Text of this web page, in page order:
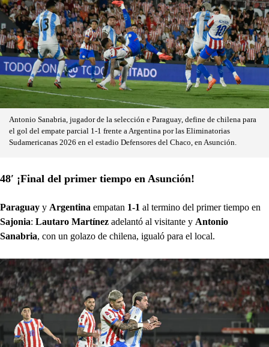
Antonio Sanabria, jugador de la selección e Paraguay, define de chilena para
el gol del empate parcial 1-1 frente a Argentina por las Eliminatorias
Sudamericanas 2026 en el estadio Defensores del Chaco, en Asunción.
48′ ¡Final del primer tiempo en Asunción!
Paraguay y Argentina empatan 1-1 al termino del primer tiempo en
Sajonia: Lautaro Martínez adelantó al visitante y Antonio
Sanabria, con un golazo de chilena, igualó para el local.